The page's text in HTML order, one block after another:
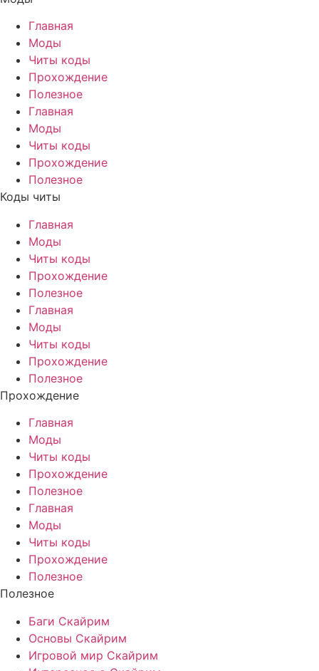
Главная
Моды
Читы коды
Прохождение
Полезное
Главная
Моды
Читы коды
Прохождение
Полезное
Коды читы
Главная
Моды
Читы коды
Прохождение
Полезное
Главная
Моды
Читы коды
Прохождение
Полезное
Прохождение
Главная
Моды
Читы коды
Прохождение
Полезное
Главная
Моды
Читы коды
Прохождение
Полезное
Полезное
Баги Скайрим
Основы Скайрим
Игровой мир Скайрим